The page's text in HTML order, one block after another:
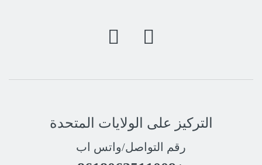
التركيز على الولايات المتحدة
رقم التواصل/واتس اب